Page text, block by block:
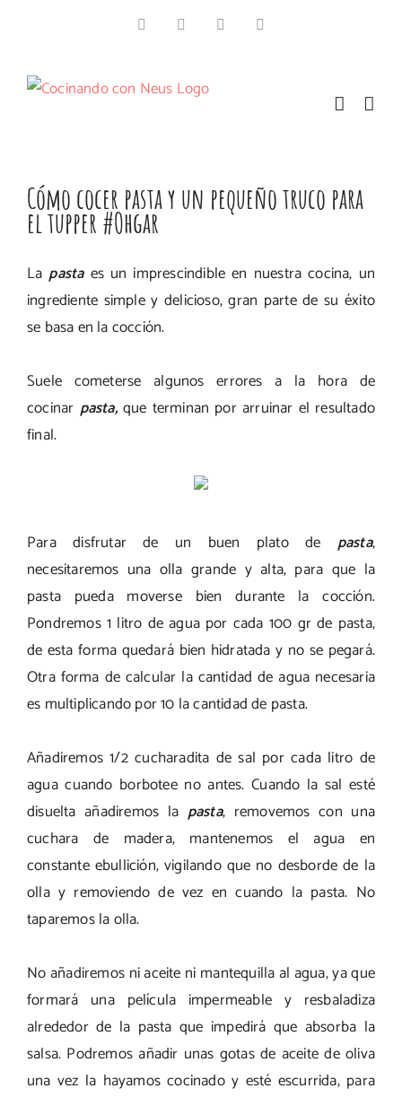
FacebookInstagramPinterest
Cómo cocer pasta y un pequeño truco para
el tupper #Ohgar
Lapasta es un imprescindible en nuestra cocina, un
ingrediente simple y delicioso, gran parte de su éxito
se basa en la cocción.
Suele cometerse algunos errores a la hora de
cocinar pasta,que terminan por arruinar el resultado
final.
Para disfrutar de un buen plato de pasta,
necesitaremos una olla grande y alta, para que la
pasta pueda moverse bien durante la cocción.
Pondremos 1 litro de agua por cada 100 gr de pasta,
de esta forma quedará bien hidratada y no se pegará.
Otra forma de calcular la cantidad de agua necesaria
es multiplicando por 10 la cantidad de pasta.
Añadiremos 1/2 cucharadita de sal por cada litro de
agua cuando borbotee no antes. Cuando la sal esté
disuelta añadiremos la pasta, removemos con una
cuchara de madera, mantenemos el agua en
constante ebullición, vigilando que no desborde de la
olla y removiendo de vez en cuando la pasta. No
taparemos la olla.
No añadiremos ni aceite ni mantequilla al agua, ya que
formará una película impermeable y resbaladiza
alrededor de la pasta que impedirá que absorba la
salsa. Podremos añadir unas gotas de aceite de oliva
una vez la hayamos cocinado y esté escurrida, para